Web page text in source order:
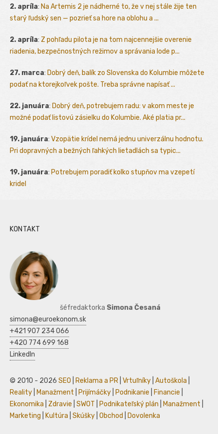
2. apríla: Na Artemis 2 je nádherné to, že v nej stále žije ten
starý ľudský sen — pozrieť sa hore na oblohu a ...
2. apríla: Z pohľadu pilota je na tom najcennejšie overenie
riadenia, bezpečnostných režimov a správania lode p...
27. marca: Dobrý deň, balík zo Slovenska do Kolumbie môžete
podať na ktorejkoľvek pošte. Treba správne napísať ...
22. januára: Dobrý deň, potrebujem radu: v akom meste je
možné podať listovú zásielku do Kolumbie. Aké platia pr...
19. januára: Vzopätie krídel nemá jednu univerzálnu hodnotu.
Pri dopravných a bežných ľahkých lietadlách sa typic...
19. januára: Potrebujem poradiť kolko stupňov ma vzepetí
kridel
KONTAKT
šéfredaktorka Simona Česaná
simona@euroekonom.sk
+421 907 234 066
+420 774 699 168
LinkedIn
© 2010 - 2026 SEO Reklama a PR Vrtuľníky Autoškola
Reality
Manažment Prijímáčky Podnikanie Financie
Ekonomika
Zdravie SWOT Podnikateľský plán Manažment
Marketing
Kultúra Skúšky Obchod Dovolenka